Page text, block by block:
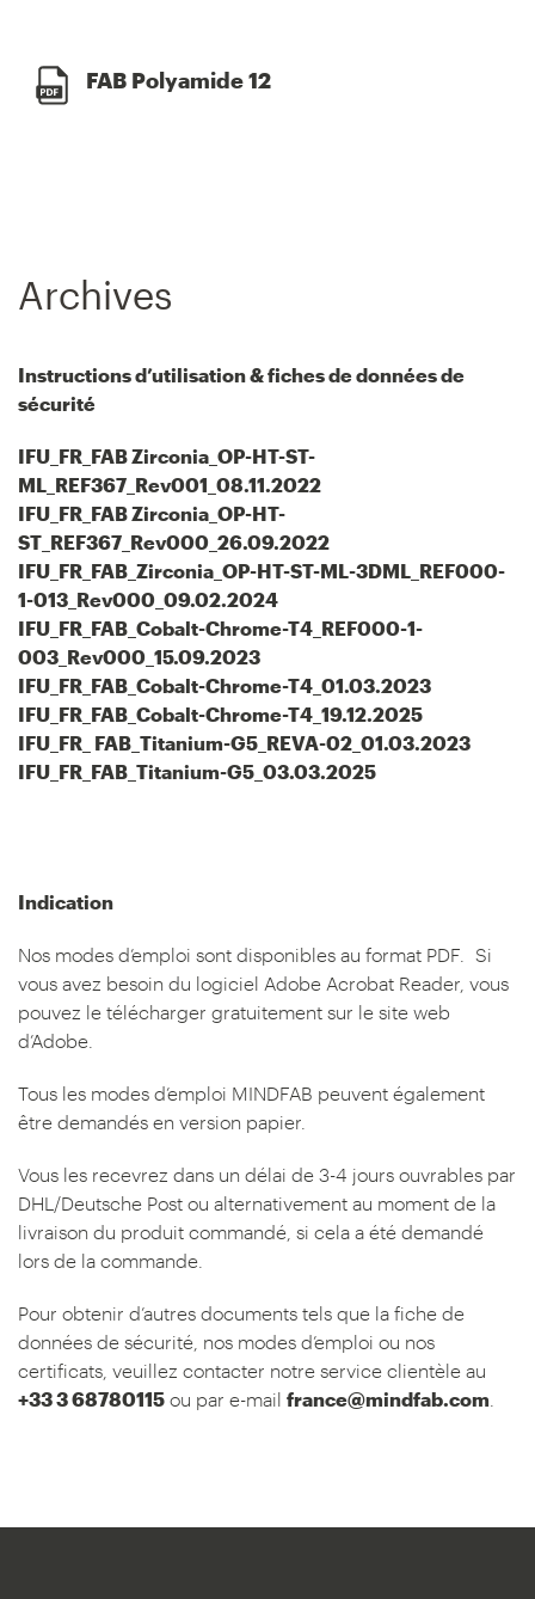
FAB Polyamide 12
Archives
Instructions d’utilisation & fiches de données de
sécurité
IFU_FR_FAB Zirconia_OP-HT-ST-
ML_REF367_Rev001_08.11.2022
IFU_FR_FAB Zirconia_OP-HT-
ST_REF367_Rev000_26.09.2022
IFU_FR_FAB_Zirconia_OP-HT-ST-ML-3DML_REF000-
1-013_Rev000_09.02.2024
IFU_FR_FAB_Cobalt-Chrome-T4_REF000-1-
003_Rev000_15.09.2023
IFU_FR_FAB_Cobalt-Chrome-T4_01.03.2023
IFU_FR_FAB_Cobalt-Chrome-T4_19.12.2025
IFU_FR_ FAB_Titanium-G5_REVA-02_01.03.2023
IFU_FR_FAB_Titanium-G5_03.03.2025
Indication
Nos modes d’emploi sont disponibles au format PDF. Si
vous avez besoin du logiciel Adobe Acrobat Reader, vous
pouvez le télécharger gratuitement sur le site web
d’Adobe.
Tous les modes d’emploi MINDFAB peuvent également
être demandés en version papier.
Vous les recevrez dans un délai de 3-4 jours ouvrables par
DHL/Deutsche Post ou alternativement au moment de la
livraison du produit commandé, si cela a été demandé
lors de la commande.
Pour obtenir d’autres documents tels que la fiche de
données de sécurité, nos modes d’emploi ou nos
certificats, veuillez contacter notre service clientèle au
+33 3 68780115 ou par e-mail france@mindfab.com